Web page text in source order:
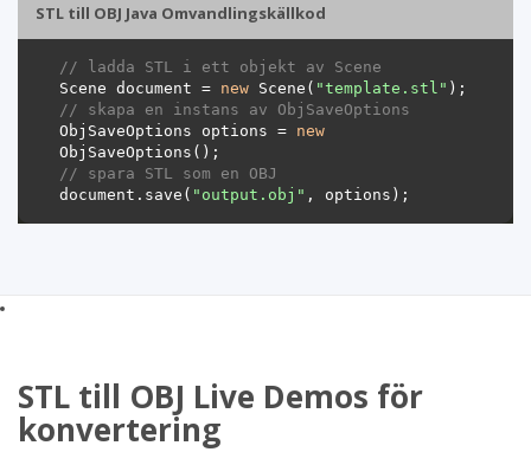
STL till OBJ Java Omvandlingskällkod
// ladda STL i ett objekt av Scene
Scene document = new Scene( "template.stl"
// skapa en instans av ObjSaveOptions
ObjSaveOptions options = new
// spara STL som en OBJ
document.save( "output.obj"
STL till OBJ Live Demos för
konvertering